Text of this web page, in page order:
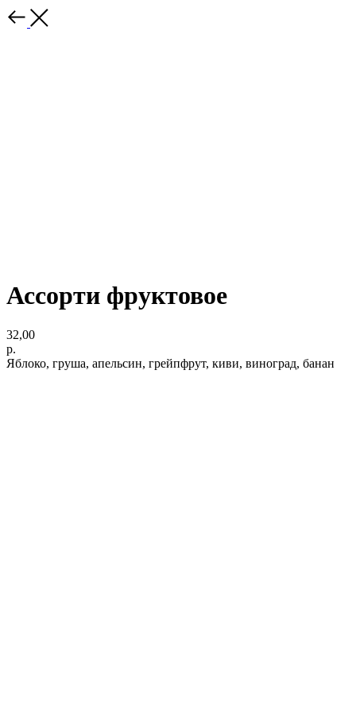
Ассорти фруктовое
32,00
р.
Яблоко, груша, апельсин, грейпфрут, киви, виноград, банан